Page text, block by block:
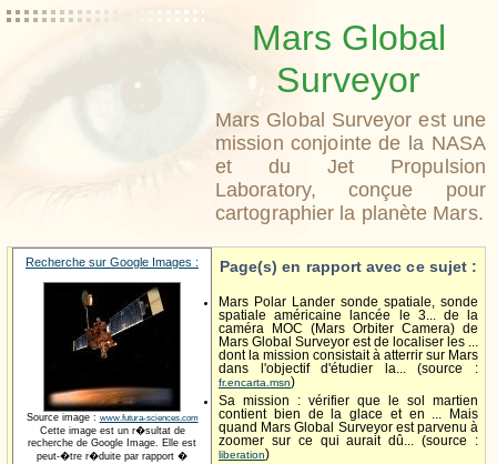
Mars Global
Surveyor
Mars Global Surveyor est une
mission conjointe de la NASA
et du Jet Propulsion
Laboratory, conçue pour
cartographier la planète Mars.
Recherche sur Google Images :
Source image : www.futura-sciences.com
Cette image est un r�sultat de
recherche de Google Image. Elle est
peut-�tre r�duite par rapport �
Page(s) en rapport avec ce sujet :
Mars Polar Lander sonde spatiale, sonde
spatiale américaine lancée le 3... de la
caméra MOC (Mars Orbiter Camera) de
Mars Global Surveyor est de localiser les ...
dont la mission consistait à atterrir sur Mars
dans l'objectif d'étudier la... (source :
fr.encarta.msn)
Sa mission : vérifier que le sol martien
contient bien de la glace et en ... Mais
quand Mars Global Surveyor est parvenu à
zoomer sur ce qui aurait dû... (source :
liberation)